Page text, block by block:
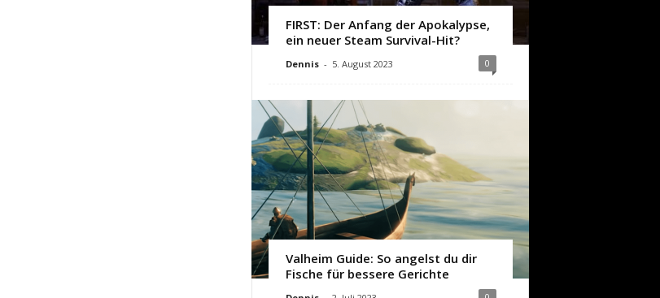
FIRST: Der Anfang der Apokalypse,
ein neuer Steam Survival-Hit?
Dennis - 5. August 2023 0
Valheim Guide: So angelst du dir
Fische für bessere Gerichte